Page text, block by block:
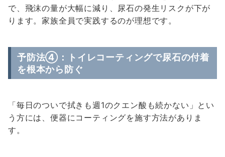
で、飛沫の量が大幅に減り、尿石の発生リスクが下が
ります。家族全員で実践するのが理想です。
予防法④：トイレコーティングで尿石の付着
を根本から防ぐ
「毎日のついで拭きも週1のクエン酸も続かない」とい
う方には、便器にコーティングを施す方法がありま
す。